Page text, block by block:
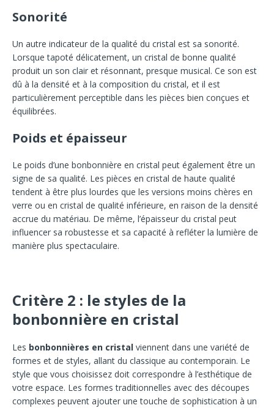
Sonorité
Un autre indicateur de la qualité du cristal est sa sonorité.
Lorsque tapoté délicatement, un cristal de bonne qualité
produit un son clair et résonnant, presque musical. Ce son est
dû à la densité et à la composition du cristal, et il est
particulièrement perceptible dans les pièces bien conçues et
équilibrées.
Poids et épaisseur
Le poids d’une bonbonnière en cristal peut également être un
signe de sa qualité. Les pièces en cristal de haute qualité
tendent à être plus lourdes que les versions moins chères en
verre ou en cristal de qualité inférieure, en raison de la densité
accrue du matériau. De même, l’épaisseur du cristal peut
influencer sa robustesse et sa capacité à refléter la lumière de
manière plus spectaculaire.
Critère 2 : le styles de la
bonbonnière en cristal
Les bonbonnières en cristal viennent dans une variété de
formes et de styles, allant du classique au contemporain. Le
style que vous choisissez doit correspondre à l’esthétique de
votre espace. Les formes traditionnelles avec des découpes
complexes peuvent ajouter une touche de sophistication à un